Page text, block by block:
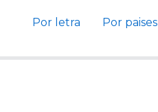
Por letra Por paises